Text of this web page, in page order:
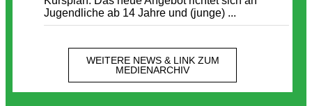
Jugendliche ab 14 Jahre und (junge) ...
WEITERE NEWS & LINK ZUM
MEDIENARCHIV